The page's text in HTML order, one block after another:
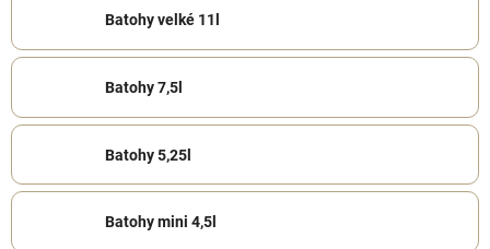
Batohy velké 11l
Batohy 7,5l
Batohy 5,25l
Batohy mini 4,5l